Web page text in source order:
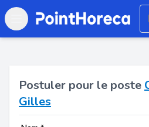
Open main menu
Postuler pour le poste
Gilles